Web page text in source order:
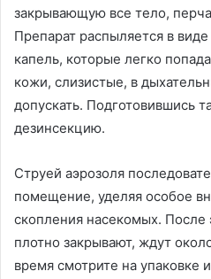
закрывающую все тело,
Препарат распыляется в
капель, которые легко
кожи, слизистые, в
допускать. Подготовившись
дезинсекцию.
Струей аэрозоля
помещение, уделяя особое
скопления насекомых. После
плотно закрывают, ждут
время смотрите на упаковке